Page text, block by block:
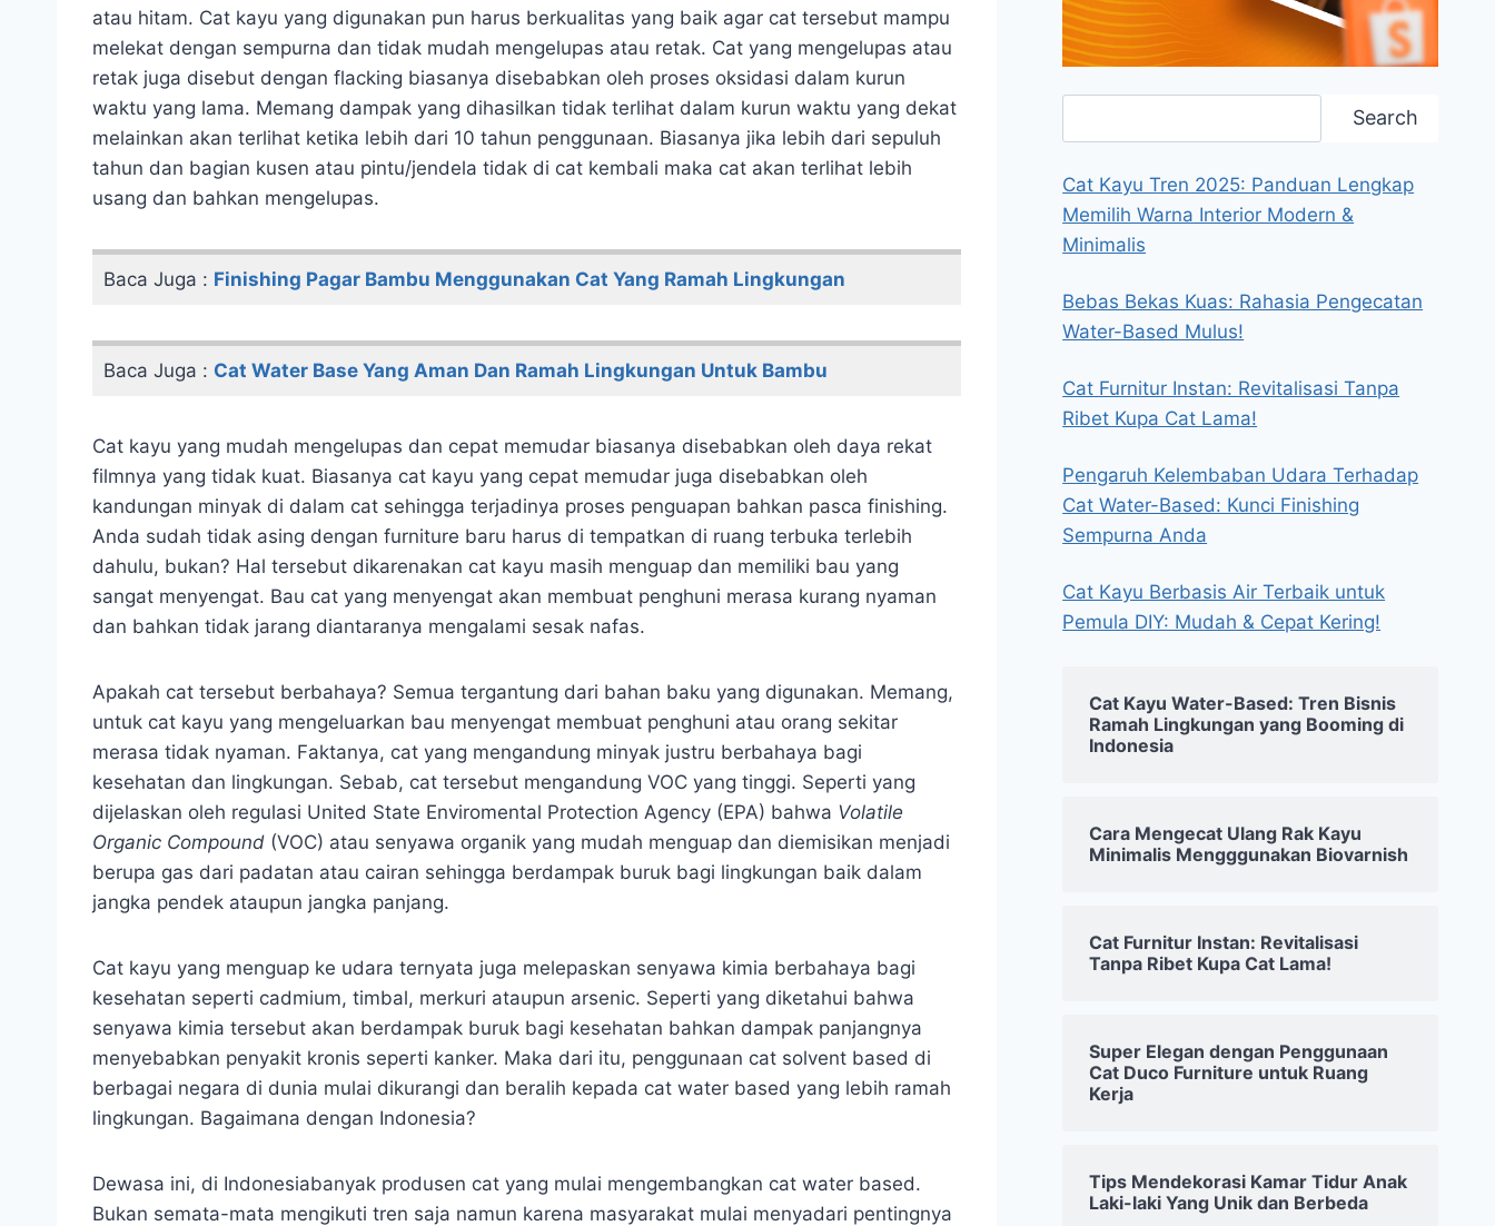
atau hitam. Cat kayu yang digunakan pun harus berkualitas yang baik agar cat tersebut mampu
melekat dengan sempurna dan tidak mudah mengelupas atau retak. Cat yang mengelupas atau
retak juga disebut dengan flacking biasanya disebabkan oleh proses oksidasi dalam kurun
waktu yang lama. Memang dampak yang dihasilkan tidak terlihat dalam kurun waktu yang dekat
melainkan akan terlihat ketika lebih dari 10 tahun penggunaan. Biasanya jika lebih dari sepuluh
tahun dan bagian kusen atau pintu/jendela tidak di cat kembali maka cat akan terlihat lebih
usang dan bahkan mengelupas.
Baca Juga : Finishing Pagar Bambu Menggunakan Cat Yang Ramah Lingkungan
Baca Juga : Cat Water Base Yang Aman Dan Ramah Lingkungan Untuk Bambu
Cat kayu yang mudah mengelupas dan cepat memudar biasanya disebabkan oleh daya rekat
filmnya yang tidak kuat. Biasanya cat kayu yang cepat memudar juga disebabkan oleh
kandungan minyak di dalam cat sehingga terjadinya proses penguapan bahkan pasca finishing.
Anda sudah tidak asing dengan furniture baru harus di tempatkan di ruang terbuka terlebih
dahulu, bukan? Hal tersebut dikarenakan cat kayu masih menguap dan memiliki bau yang
sangat menyengat. Bau cat yang menyengat akan membuat penghuni merasa kurang nyaman
dan bahkan tidak jarang diantaranya mengalami sesak nafas.
Apakah cat tersebut berbahaya? Semua tergantung dari bahan baku yang digunakan. Memang,
untuk cat kayu yang mengeluarkan bau menyengat membuat penghuni atau orang sekitar
merasa tidak nyaman. Faktanya, cat yang mengandung minyak justru berbahaya bagi
kesehatan dan lingkungan. Sebab, cat tersebut mengandung VOC yang tinggi. Seperti yang
dijelaskan oleh regulasi United State Enviromental Protection Agency (EPA) bahwa Volatile
Organic Compound (VOC) atau senyawa organik yang mudah menguap dan diemisikan menjadi
berupa gas dari padatan atau cairan sehingga berdampak buruk bagi lingkungan baik dalam
jangka pendek ataupun jangka panjang.
Cat kayu yang menguap ke udara ternyata juga melepaskan senyawa kimia berbahaya bagi
kesehatan seperti cadmium, timbal, merkuri ataupun arsenic. Seperti yang diketahui bahwa
senyawa kimia tersebut akan berdampak buruk bagi kesehatan bahkan dampak panjangnya
menyebabkan penyakit kronis seperti kanker. Maka dari itu, penggunaan cat solvent based di
berbagai negara di dunia mulai dikurangi dan beralih kepada cat water based yang lebih ramah
lingkungan. Bagaimana dengan Indonesia?
Dewasa ini, di Indonesiabanyak produsen cat yang mulai mengembangkan cat water based.
Bukan semata-mata mengikuti tren saja namun karena masyarakat mulai menyadari pentingnya
Search
Cat Kayu Tren 2025: Panduan Lengkap
Memilih Warna Interior Modern &
Minimalis
Bebas Bekas Kuas: Rahasia Pengecatan
Water-Based Mulus!
Cat Furnitur Instan: Revitalisasi Tanpa
Ribet Kupa Cat Lama!
Pengaruh Kelembaban Udara Terhadap
Cat Water-Based: Kunci Finishing
Sempurna Anda
Cat Kayu Berbasis Air Terbaik untuk
Pemula DIY: Mudah & Cepat Kering!
Cat Kayu Water-Based: Tren Bisnis
Ramah Lingkungan yang Booming di
Indonesia
Cara Mengecat Ulang Rak Kayu
Minimalis Mengggunakan Biovarnish
Cat Furnitur Instan: Revitalisasi
Tanpa Ribet Kupa Cat Lama!
Super Elegan dengan Penggunaan
Cat Duco Furniture untuk Ruang
Kerja
Tips Mendekorasi Kamar Tidur Anak
Laki-laki Yang Unik dan Berbeda